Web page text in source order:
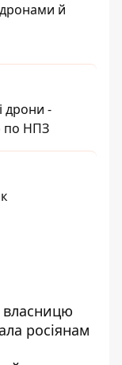
й
дрони -
по НПЗ
власницю
росіянам